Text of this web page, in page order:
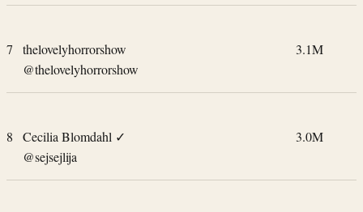
7
thelovelyhorrorshow
@thelovelyhorrorshow
3.1M
8 Cecilia Blomdahl ✓
@sejsejlija
3.0M